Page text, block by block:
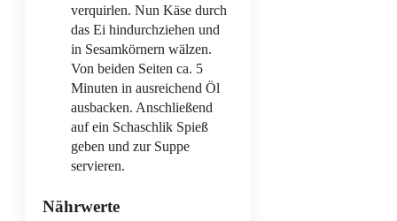
verquirlen. Nun Käse durch
das Ei hindurchziehen und
in Sesamkörnern wälzen.
Von beiden Seiten ca. 5
Minuten in ausreichend Öl
ausbacken. Anschließend
auf ein Schaschlik Spieß
geben und zur Suppe
servieren.
Nährwerte